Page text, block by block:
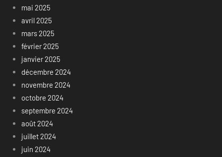
mai 2025
avril 2025
mars 2025
février 2025
janvier 2025
décembre 2024
novembre 2024
octobre 2024
septembre 2024
août 2024
juillet 2024
juin 2024